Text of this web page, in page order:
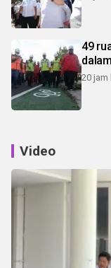
49
20 jam
Video